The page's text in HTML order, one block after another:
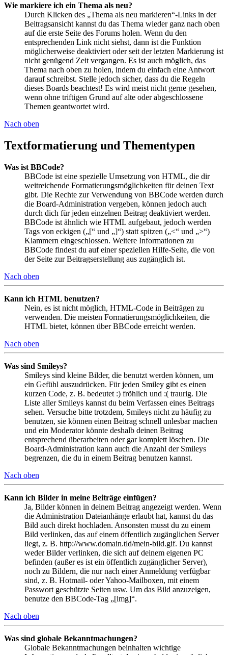
Wie markiere ich ein Thema als neu?
Durch Klicken des „Thema als neu markieren“-Links in der
Beitragsansicht kannst du das Thema wieder ganz nach oben
auf die erste Seite des Forums holen. Wenn du den
entsprechenden Link nicht siehst, dann ist die Funktion
möglicherweise deaktiviert oder seit der letzten Markierung ist
nicht genügend Zeit vergangen. Es ist auch möglich, das
Thema nach oben zu holen, indem du einfach eine Antwort
darauf schreibst. Stelle jedoch sicher, dass du die Regeln
dieses Boards beachtest! Es wird meist nicht gerne gesehen,
wenn ohne triftigen Grund auf alte oder abgeschlossene
Themen geantwortet wird.
Nach oben
Textformatierung und Thementypen
Was ist BBCode?
BBCode ist eine spezielle Umsetzung von HTML, die dir
weitreichende Formatierungsmöglichkeiten für deinen Text
gibt. Die Rechte zur Verwendung von BBCode werden durch
die Board-Administration vergeben, können jedoch auch
durch dich für jeden einzelnen Beitrag deaktiviert werden.
BBCode ist ähnlich wie HTML aufgebaut, jedoch werden
Tags von eckigen („[“ und „]“) statt spitzen („<“ und „>“)
Klammern eingeschlossen. Weitere Informationen zu
BBCode findest du auf einer speziellen Hilfe-Seite, die von
der Seite zur Beitragserstellung aus zugänglich ist.
Nach oben
Kann ich HTML benutzen?
Nein, es ist nicht möglich, HTML-Code in Beiträgen zu
verwenden. Die meisten Formatierungsmöglichkeiten, die
HTML bietet, können über BBCode erreicht werden.
Nach oben
Was sind Smileys?
Smileys sind kleine Bilder, die benutzt werden können, um
ein Gefühl auszudrücken. Für jeden Smiley gibt es einen
kurzen Code, z. B. bedeutet :) fröhlich und :( traurig. Die
Liste aller Smileys kannst du beim Verfassen eines Beitrags
sehen. Versuche bitte trotzdem, Smileys nicht zu häufig zu
benutzen, sie können einen Beitrag schnell unlesbar machen
und ein Moderator könnte deshalb deinen Beitrag
entsprechend überarbeiten oder gar komplett löschen. Die
Board-Administration kann auch die Anzahl der Smileys
begrenzen, die du in einem Beitrag benutzen kannst.
Nach oben
Kann ich Bilder in meine Beiträge einfügen?
Ja, Bilder können in deinem Beitrag angezeigt werden. Wenn
die Administration Dateianhänge erlaubt hat, kannst du das
Bild auch direkt hochladen. Ansonsten musst du zu einem
Bild verlinken, das auf einem öffentlich zugänglichen Server
liegt, z. B. http://www.domain.tld/mein-bild.gif. Du kannst
weder Bilder verlinken, die sich auf deinem eigenen PC
befinden (außer es ist ein öffentlich zugänglicher Server),
noch zu Bildern, die nur nach einer Anmeldung verfügbar
sind, z. B. Hotmail- oder Yahoo-Mailboxen, mit einem
Passwort geschützte Seiten usw. Um das Bild anzuzeigen,
benutze den BBCode-Tag „[img]“.
Nach oben
Was sind globale Bekanntmachungen?
Globale Bekanntmachungen beinhalten wichtige